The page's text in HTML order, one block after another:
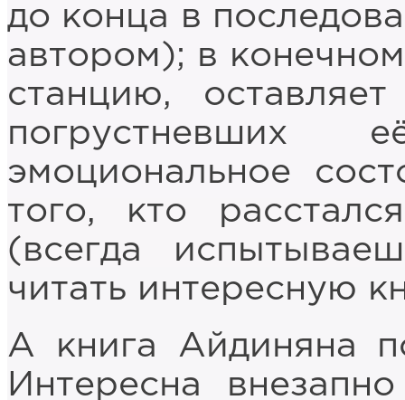
до конца в
автором); в
станцию,
погрустневших
эмоциональное
того, кто
(всегда
читать интересную
А книга Айдиняна
Интересна